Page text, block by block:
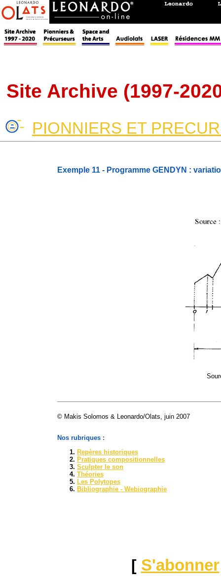
Site Archive (1997-
PIONNIERS ET
Exemple 11 - Programme GENDYN :
© Makis Solomos & Leonardo/Olats, juin 2007
Nos rubriques :
Repères historiques
Pratiques compositionnelles
Sculpter le son
Théories
Les Polytopes
Bibliographie - Webiographie
[ S'abonner